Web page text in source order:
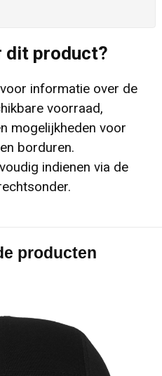
dit product?
informatie over de
voorraad,
mogelijkheden voor
borduren.
indienen via de
producten